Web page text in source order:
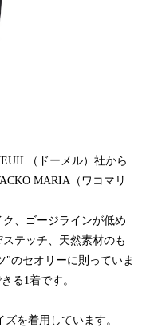
（ドーメル）社から
MARIA（ワコマリ
、ゴージラインが低め
テッチ、天然素材のも
"のセオリーに則っていま
る1着です。
を着用しています。